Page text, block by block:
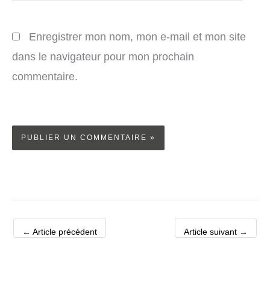
Enregistrer mon nom, mon e-mail et mon site
dans le navigateur pour mon prochain
commentaire.
← Article précédent Article suivant →